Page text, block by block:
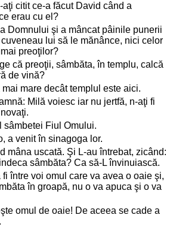
aţi citit ce-a făcut David când a
erau cu el?
Domnului şi a mâncat pâinile punerii
lui să le mănânce, nici celor
preoţilor?
că preoţii, sâmbăta, în templu, calcă
de vină?
mare decât templul este aici.
Milă voiesc iar nu jertfă, n-aţi fi
sâmbetei Fiul Omului.
a venit în sinagoga lor.
mâna uscată. Şi L-au întrebat, zicând:
sâmbăta? Ca să-L învinuiască.
între voi omul care va avea o oaie şi,
în groapă, nu o va apuca şi o va
omul de oaie! De aceea se cade a